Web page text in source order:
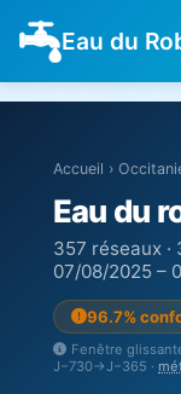
Eau du
Accueil ›
Eau du
357 réseaux ·
07/08/2025 –
96.7%
Fenêtre
J−730→J−365 ·